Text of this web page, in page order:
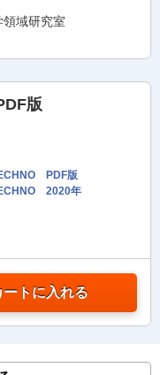
域研究室
版
PDF版
2020年
ートに入れる